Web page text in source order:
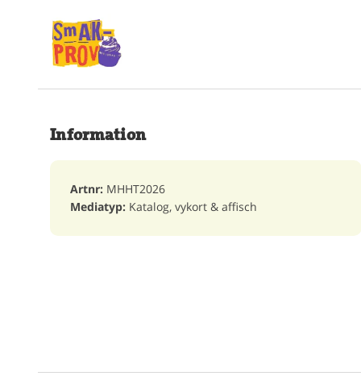
Information
Artnr: MHHT2026
Mediatyp: Katalog, vykort & affisch